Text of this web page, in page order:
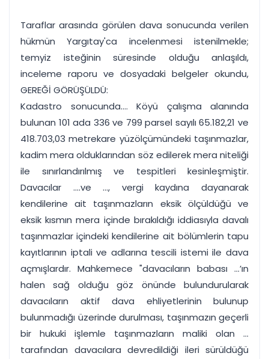
Tüm özellikleri inceleyin Ücretsiz Başlayın
Taraflar arasında görülen dava sonucunda verilen
hükmün Yargıtay'ca incelenmesi istenilmekle;
temyiz isteğinin süresinde olduğu anlaşıldı,
inceleme raporu ve dosyadaki belgeler okundu,
GEREĞİ GÖRÜŞÜLDÜ:
Kadastro sonucunda.... Köyü çalışma alanında
bulunan 101 ada 336 ve 799 parsel sayılı 65.182,21 ve
418.703,03 metrekare yüzölçümündeki taşınmazlar,
kadim mera olduklarından söz edilerek mera niteliği
ile sınırlandırılmış ve tespitleri kesinleşmiştir.
Davacılar ....ve ..., vergi kaydına dayanarak
kendilerine ait taşınmazların eksik ölçüldüğü ve
eksik kısmın mera içinde bırakıldığı iddiasıyla davalı
taşınmazlar içindeki kendilerine ait bölümlerin tapu
kayıtlarının iptali ve adlarına tescili istemi ile dava
açmışlardır. Mahkemece "davacıların babası ...’ın
halen sağ olduğu göz önünde bulundurularak
davacıların aktif dava ehliyetlerinin bulunup
bulunmadığı üzerinde durulması, taşınmazın geçerli
bir hukuki işlemle taşınmazların maliki olan ...
tarafından davacılara devredildiği ileri sürüldüğü